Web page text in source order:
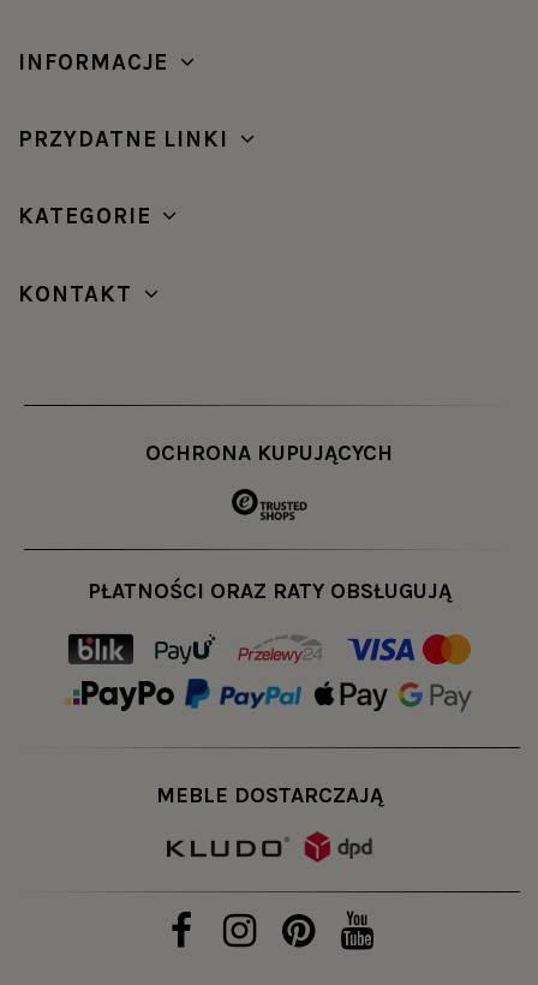
INFORMACJE
PRZYDATNE LINKI
KATEGORIE
KONTAKT
OCHRONA KUPUJĄCYCH
PŁATNOŚCI ORAZ RATY OBSŁUGUJĄ
MEBLE DOSTARCZAJĄ